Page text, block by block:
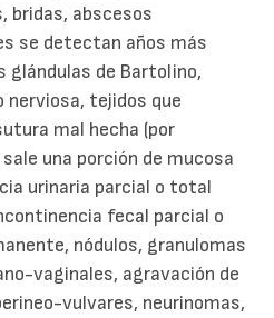
bridas, abscesos
se detectan años más
glándulas de Bartolino,
tejidos que
mal hecha (por
una porción de mucosa
urinaria parcial o total
fecal parcial o
nódulos, granulomas
vaginales, agravación de
vulvares, neurinomas,